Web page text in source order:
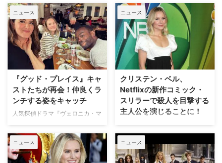
のみんなイヤ！』のシーズン3制
作が決定した。2026年に配信予
定だという。これは、シーズン2
が10月23日にリリースされてか
らわずか12日後に発表という迅速
な更新となった。 シーズン1もト
ップ10ランキングに再登場 シー
ズン2は、最初の11日間で世界累
計1,800万回の視聴回数を獲得し
た。これは2週連続でNetflixのグ
にランクインし、82カ国でトッ
プ10入りを達成している。 …
ニュース
『グッド・プレイス』キャ
ストたちが再会！仲良くラ
ンチする姿をキャッチ
人気探偵ドラマ『ヴェロニカ・マ
する死後の世界を舞台にしたコメ
ディ『グッド・プレイス』は、
2020年1月にシーズン4をもって
ニュース
クリステン・ベル、
Netflixの新作コミック・
スリラーで殺人を目撃する
主人公を演じることに！
米NBC製作による、天国のよう
な場所を舞台にしたコメディドラ
マ『グッド・プレイス』に主演し
たクリステン・ベルが、Netflixの
ニュース ニュース